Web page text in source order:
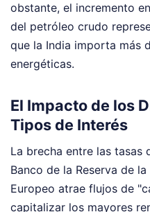
obstante, el incremento
del petróleo crudo
que la India importa más
energéticas.
El Impacto de los
Tipos de Interés
La brecha entre las tasas
Banco de la Reserva de
Europeo atrae flujos de
capitalizar los mayores